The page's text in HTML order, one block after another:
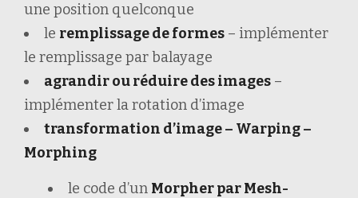
une position quelconque
le remplissage de formes – implémenter
le remplissage par balayage
agrandir ou réduire des images –
implémenter la rotation d’image
transformation d’image – Warping –
Morphing
le code d’un Morpher par Mesh-